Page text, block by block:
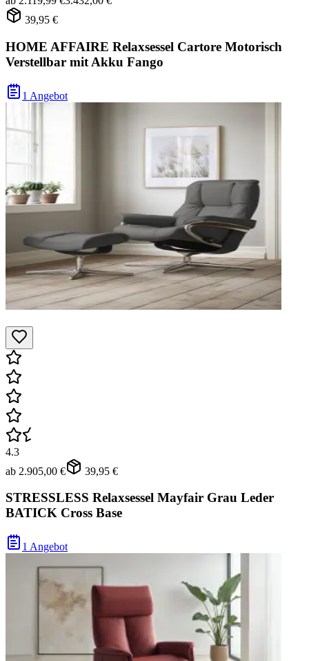
39,95 €
HOME AFFAIRE Relaxsessel Cartore Motorisch
Verstellbar mit Akku Fango
1 Angebot
4.3
ab 2.905,00 € 39,95 €
STRESSLESS Relaxsessel Mayfair Grau Leder
BATICK Cross Base
1 Angebot